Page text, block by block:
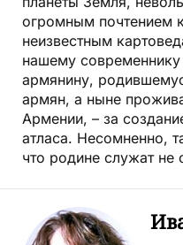
огромным почтением
неизвестным
нашему современнику
армянину,
армян, а ныне
Армении, – за
атласа. Несомненно,
что родине служат